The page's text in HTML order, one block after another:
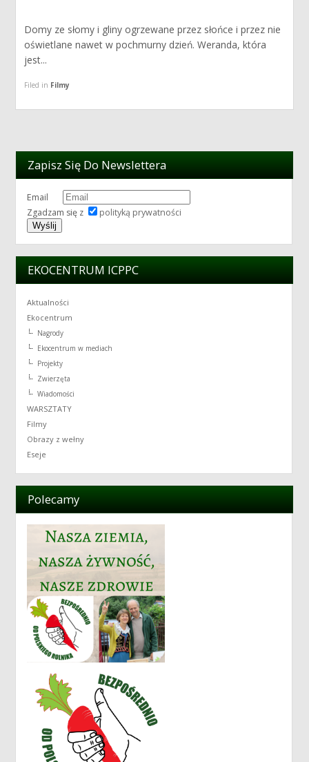
Domy ze słomy i gliny ogrzewane przez słońce i przez nie
oświetlane nawet w pochmurny dzień. Weranda, która
jest...
Filed in Filmy
Zapisz Się Do Newslettera
Email
Zgadzam się z
polityką prywatności
EKOCENTRUM ICPPC
Aktualności
Ekocentrum
Nagrody
Ekocentrum w mediach
Projekty
Zwierzęta
Wiadomości
WARSZTATY
Filmy
Obrazy z wełny
Eseje
Polecamy